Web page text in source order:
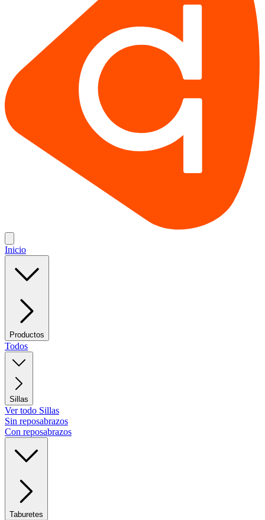
Inicio
Productos
Todos
Sillas
Ver todo Sillas
Sin reposabrazos
Con reposabrazos
Taburetes